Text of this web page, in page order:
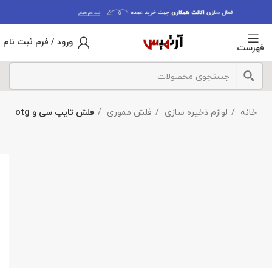
فهرست
ورود / فرم ثبت نام
خانه لوازم ذخیره سازی فلش مموری فلش تایپ سی و otg